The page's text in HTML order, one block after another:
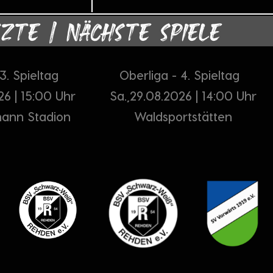
| NÄCHSTE SPIELE
Spieltag
| 15:00 Uhr
Stadion
Oberliga - 4. Spieltag
Sa.,29.08.2026 | 14:00 Uhr
Waldsportstätten